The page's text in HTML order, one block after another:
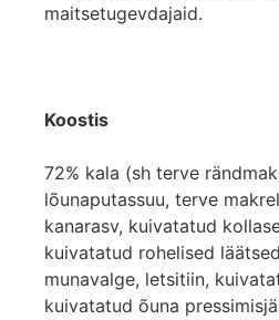
maitsetugevdajaid.
Koostis
72% kala (sh terve
lõunaputassuu, terve
kanarasv, kuivatatud
kuivatatud rohelised
munavalge, letsitiin,
kuivatatud õuna